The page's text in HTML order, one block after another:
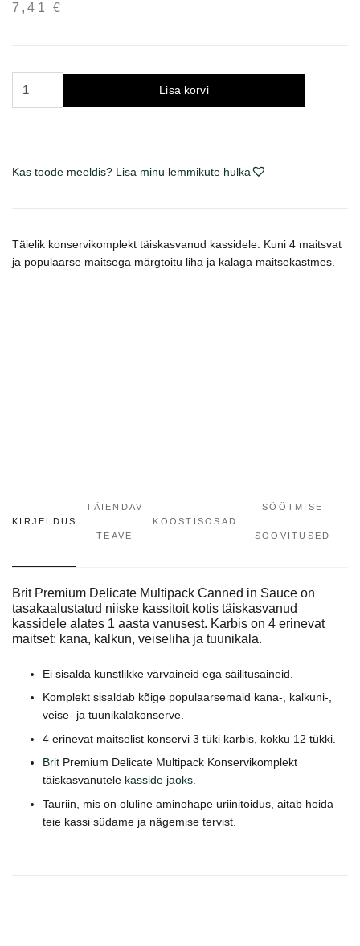
7,41 €
rinkinys
Lisa korvi
Kas toode meeldis? Lisa minu lemmikute hulka
Täielik konservikomplekt täiskasvanud kassidele. Kuni 4 maitsvat
ja populaarse maitsega märgtoitu liha ja kalaga maitsekastmes.
KIRJELDUS
TÄIENDAV
TEAVE
KOOSTISOSAD
SÖÖTMISE
SOOVITUSED
Brit Premium Delicate Multipack Canned in Sauce on
tasakaalustatud niiske kassitoit kotis täiskasvanud
kassidele alates 1 aasta vanusest. Karbis on 4 erinevat
maitset: kana, kalkun, veiseliha ja tuunikala.
Ei sisalda kunstlikke värvaineid ega säilitusaineid
Komplekt sisaldab kõige populaarsemaid kana-, kalkuni-,
veise- ja tuunikalakonserve.
4 erinevat maitselist konservi 3 tüki karbis, kokku 12 tükki.
BritPremium Delicate Multipack Konservikomplekt
täiskasvanutele kasside jaoks.
Tauriin, mis on oluline aminohape uriinitoidus, aitab hoida
teie kassi südame ja nägemise tervist.